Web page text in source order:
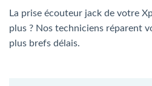
PME
La prise écouteur jack de votre
plus ? Nos techniciens réparent
plus brefs délais.